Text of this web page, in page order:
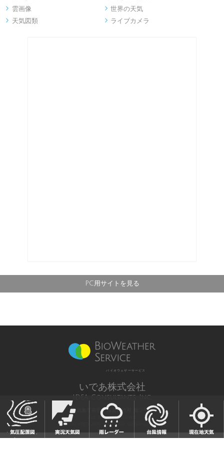
 雲画像  世界の天気
 天気図類  ライブカメラ
PC用サイトを見る
バイオウェザーサービス
いであ株式会社
IDEA Consultants, Inc.
気象庁長官予報業務許可 第12号
All Rights Reserved,
Copyright(c) 2003-2021 IDEA Consultants,Inc